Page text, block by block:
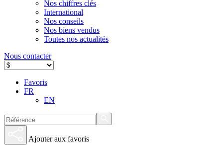
Nos chiffres clés
International
Nos conseils
Nos biens vendus
Toutes nos actualités
Nous contacter
Favoris
FR
EN
Ajouter aux favoris